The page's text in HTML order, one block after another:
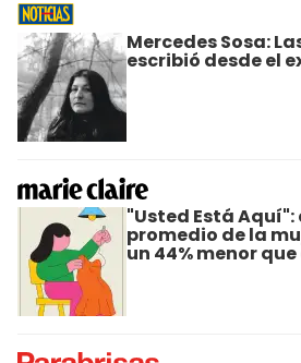
Mercedes Sosa:
escribió desde el
"Usted Está Aquí":
promedio de la
un 44% menor